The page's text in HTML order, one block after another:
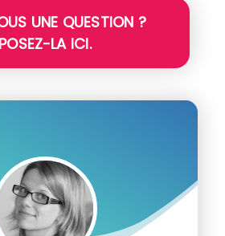
UNE QUESTION ?
POSEZ-LA ICI.